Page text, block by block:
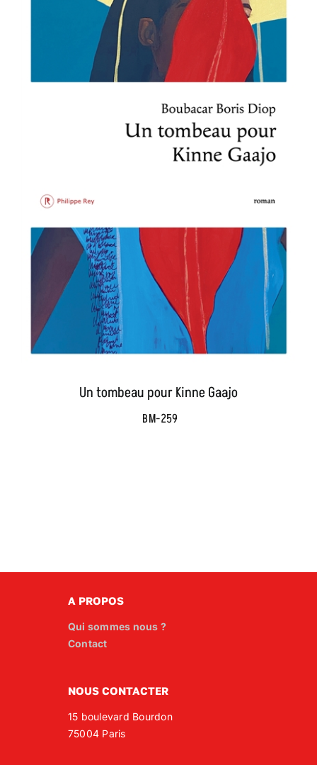
Un tombeau pour Kinne Gaajo
BM-259
A PROPOS
Qui sommes nous ?
Contact
NOUS CONTACTER
15 boulevard Bourdon
75004 Paris